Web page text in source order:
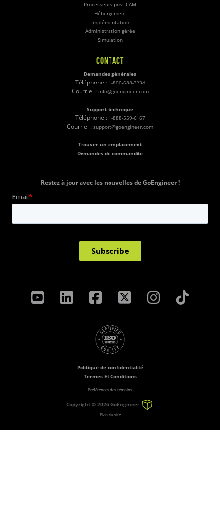
Processeurs post-CAM
Hébergement
Implémentation
Administration gérée
Simulation
CONTACT
Demandes générales
Téléphone : 1-800-688-3234
Courriel : info@goengineer.com
Support technique
Téléphone : 1-888-559-6167
Courriel : support@goengineer.com
Trouver un emplacement
Demandes de commandite
Restez à jour avec les nouvelles de GoEngineer !
Politique de confidentialité
Termes Et Conditions
Préférences des témoins
Copyright ©2026 GoEngineer
Plan du site